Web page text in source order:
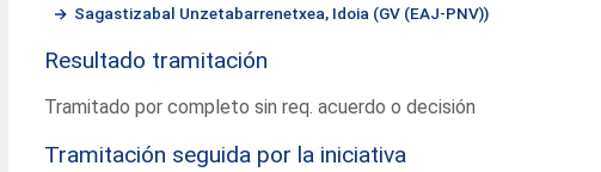
Sagastizabal Unzetabarrenetxea, Idoia (GV (EAJ-PNV))
Resultado tramitación
Tramitado por completo sin req. acuerdo o decisión
Tramitación seguida por la iniciativa